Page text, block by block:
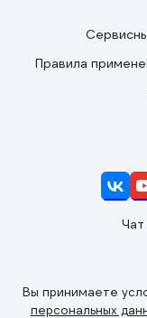
Правила
Чат
Вы принимаете
персональных